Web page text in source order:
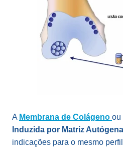
A Membrana de Colágeno ou
Induzida por Matriz Autógena
indicações para o mesmo